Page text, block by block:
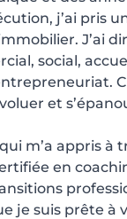
j’ai pris
J’ai
social,
et
m’a appris à
en
je suis prête à